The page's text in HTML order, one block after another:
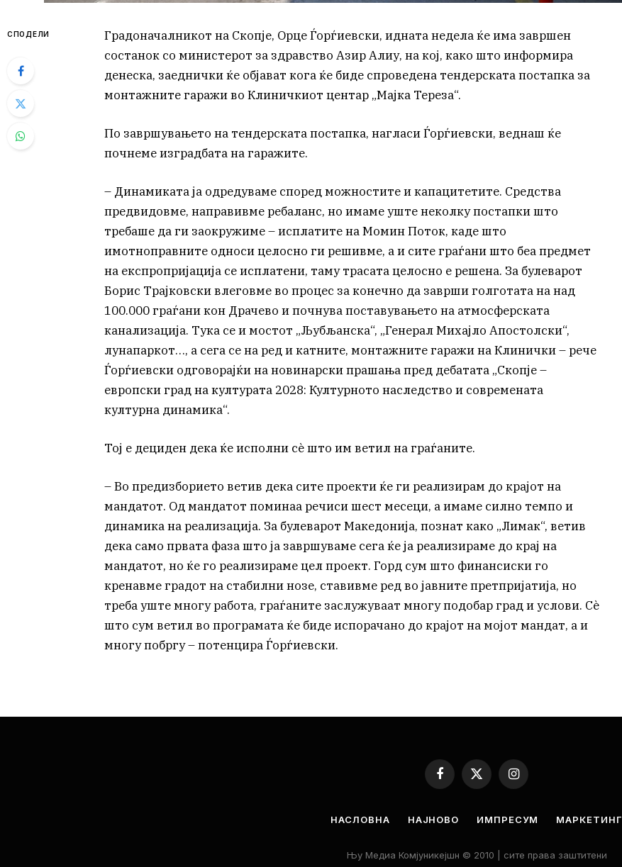
СПОДЕЛИ
Градоначалникот на Скопје, Орце Ѓорѓиевски, идната недела ќе има завршен
состанок со министерот за здравство Азир Алиу, на кој, како што информира
денеска, заеднички ќе објават кога ќе биде спроведена тендерската постапка за
монтажните гаражи во Клиничкиот центар „Мајка Тереза“.
По завршувањето на тендерската постапка, нагласи Ѓорѓиевски, веднаш ќе
почнеме изградбата на гаражите.
– Динамиката ја одредуваме според можностите и капацитетите. Средства
предвидовме, направивме ребаланс, но имаме уште неколку постапки што
требаше да ги заокружиме – исплатите на Момин Поток, каде што
имотноправните односи целосно ги решивме, а и сите граѓани што беа предмет
на експропријација се исплатени, таму трасата целосно е решена. За булеварот
Борис Трајковски влеговме во процес за конечно да заврши голготата на над
100.000 граѓани кон Драчево и почнува поставувањето на атмосферската
канализација. Тука се и мостот „Љубљанска“, „Генерал Михајло Апостолски“,
лунапаркот…, а сега се на ред и катните, монтажните гаражи на Клинички – рече
Ѓорѓиевски одговорајќи на новинарски прашања пред дебатата „Скопје –
европски град на културата 2028: Културното наследство и современата
културна динамика“.
Тој е дециден дека ќе исполни сè што им ветил на граѓаните.
– Во предизборието ветив дека сите проекти ќе ги реализирам до крајот на
мандатот. Од мандатот поминаа речиси шест месеци, а имаме силно темпо и
динамика на реализација. За булеварот Македонија, познат како „Лимак“, ветив
дека само првата фаза што ја завршуваме сега ќе ја реализираме до крај на
мандатот, но ќе го реализираме цел проект. Горд сум што финансиски го
кренавме градот на стабилни нозе, ставивме ред во јавните претпријатија, но
треба уште многу работа, граѓаните заслужуваат многу подобар град и услови. Сè
што сум ветил во програмата ќе биде испорачано до крајот на мојот мандат, а и
многу побргу – потенцира Ѓорѓиевски.
Facebook
X
Instagram
НАСЛОВНА НАЈНОВО ИМПРЕСУМ МАРКЕТИНГ
Њу Медиа Комјуникејшн © 2010 | сите права заштитени